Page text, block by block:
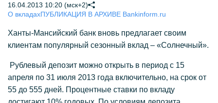
16.04.2013 10:20 (мск+2)
О вкладахПУБЛИКАЦИЯ В АРХИВЕ Bankinform.ru
Ханты-Мансийский банк вновь предлагает своим
клиентам популярный сезонный вклад – «Солнечный».
Рублевый депозит можно открыть в период с 15
апреля по 31 июля 2013 года включительно, на срок от
55 до 555 дней. Процентные ставки по вкладу